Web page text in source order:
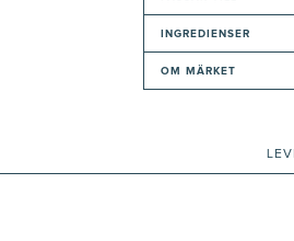
INGREDIENSER
OM MÄRKET